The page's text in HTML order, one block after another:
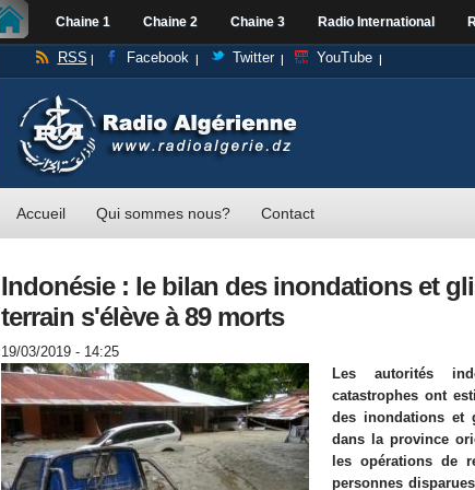
Chaine 1 Chaine 2 Chaine 3 Radio International
RSS Facebook Twitter YouTube
Accueil Qui sommes nous? Contact
Indonésie : le bilan des inondations et
terrain s'élève à 89 morts
19/03/2019 - 14:25
Les autorités
catastrophes ont
des inondations et
dans la province
les opérations de
personnes